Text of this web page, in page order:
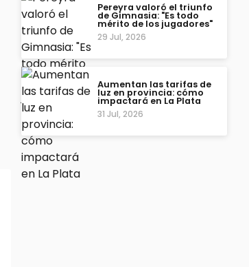
Pereyra valoró el triunfo
de Gimnasia: "Es todo
mérito de los jugadores"
29 Jul, 2026
Aumentan las tarifas de
luz en provincia: cómo
impactará en La Plata
31 Jul, 2026